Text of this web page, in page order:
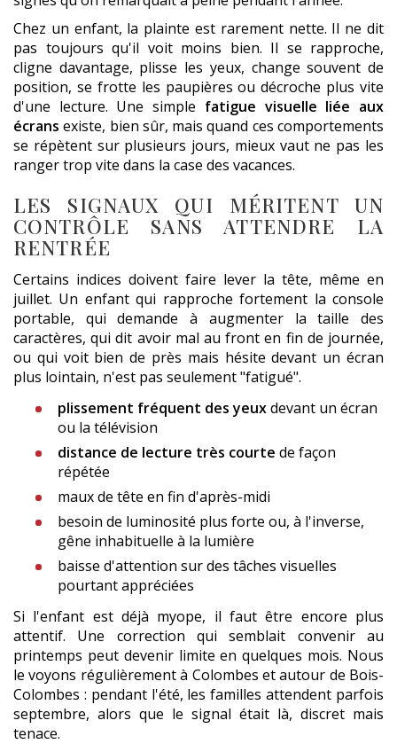
Chez un enfant, la plainte est rarement nette. Il ne dit
pas toujours qu'il voit moins bien. Il se rapproche,
cligne davantage, plisse les yeux, change souvent de
position, se frotte les paupières ou décroche plus vite
d'une lecture. Une simple fatigue visuelle liée aux
écrans existe, bien sûr, mais quand ces comportements
se répètent sur plusieurs jours, mieux vaut ne pas les
ranger trop vite dans la case des vacances.
LES SIGNAUX QUI MÉRITENT UN
CONTRÔLE SANS ATTENDRE LA
RENTRÉE
Certains indices doivent faire lever la tête, même en
juillet. Un enfant qui rapproche fortement la console
portable, qui demande à augmenter la taille des
caractères, qui dit avoir mal au front en fin de journée,
ou qui voit bien de près mais hésite devant un écran
plus lointain, n'est pas seulement "fatigué".
plissement fréquent des yeuxdevant un écran
ou la télévision
distance de lecture très courte de façon
répétée
maux de tête en fin d'après-midi
besoin de luminosité plus forte ou, à l'inverse,
gêne inhabituelle à la lumière
baisse d'attention sur des tâches visuelles
pourtant appréciées
Si l'enfant est déjà myope, il faut être encore plus
attentif. Une correction qui semblait convenir au
printemps peut devenir limite en quelques mois. Nous
le voyons régulièrement à Colombes et autour de Bois-
Colombes : pendant l'été, les familles attendent parfois
septembre, alors que le signal était là, discret mais
tenace.